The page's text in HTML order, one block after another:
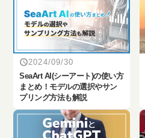
2024/09/30
SeaArt AI(シーアート)の使い方
まとめ！モデルの選択やサン
プリング方法も解説